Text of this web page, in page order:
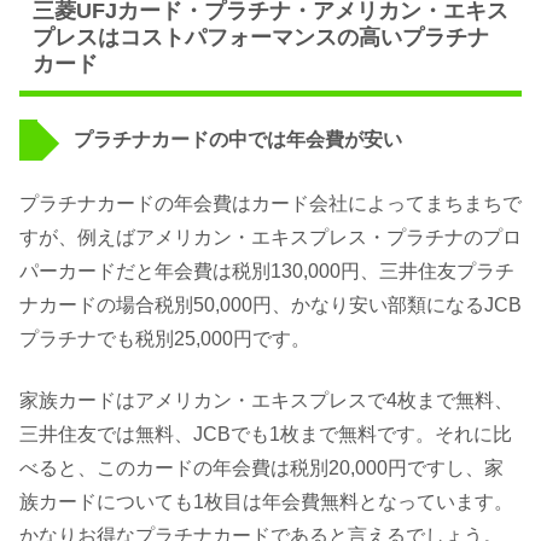
三菱UFJカード・プラチナ・アメリカン・エキス
プレスはコストパフォーマンスの高いプラチナ
カード
プラチナカードの中では年会費が安い
プラチナカードの年会費はカード会社によってまちまちで
すが、例えばアメリカン・エキスプレス・プラチナのプロ
パーカードだと年会費は税別130,000円、三井住友プラチ
ナカードの場合税別50,000円、かなり安い部類になるJCB
プラチナでも税別25,000円です。
家族カードはアメリカン・エキスプレスで4枚まで無料、
三井住友では無料、JCBでも1枚まで無料です。それに比
べると、このカードの年会費は税別20,000円ですし、家
族カードについても1枚目は年会費無料となっています。
かなりお得なプラチナカードであると言えるでしょう。